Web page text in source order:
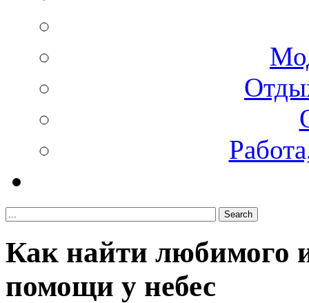
Как найти любимого
помощи у небес